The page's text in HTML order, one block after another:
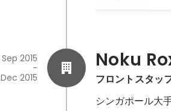
Noku
フロントスタ
Sep 2015
-
Dec 2015
シンガポール大